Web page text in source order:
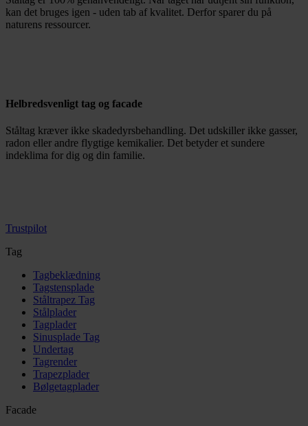
kan det bruges igen - uden tab af kvalitet. Derfor sparer du på
naturens ressourcer.
Helbredsvenligt tag og facade
Ståltag kræver ikke skadedyrsbehandling. Det udskiller ikke gasser,
radon eller andre flygtige kemikalier. Det betyder et sundere
indeklima for dig og din familie.
Trustpilot
Tag
Tagbeklædning
Tagstensplade
Ståltrapez Tag
Stålplader
Tagplader
Sinusplade Tag
Undertag
Tagrender
Trapezplader
Bølgetagplader
Facade